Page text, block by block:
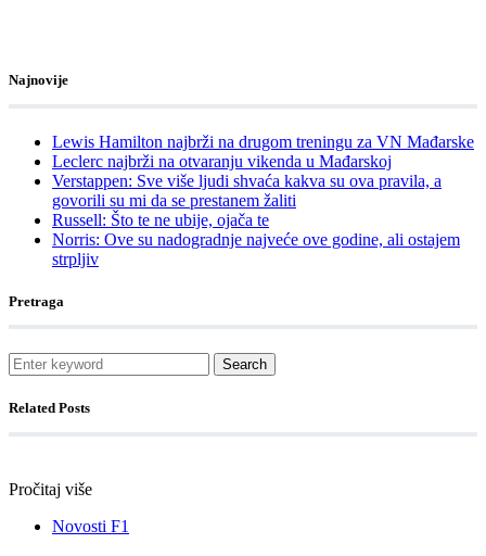
Najnovije
Lewis Hamilton najbrži na drugom treningu za VN Mađarske
Leclerc najbrži na otvaranju vikenda u Mađarskoj
Verstappen: Sve više ljudi shvaća kakva su ova pravila, a
govorili su mi da se prestanem žaliti
Russell: Što te ne ubije, ojača te
Norris: Ove su nadogradnje najveće ove godine, ali ostajem
strpljiv
Pretraga
Search
Related Posts
Pročitaj više
Novosti F1